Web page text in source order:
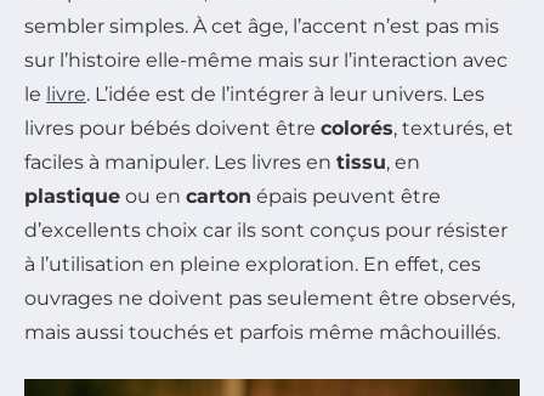
sembler simples. À cet âge, l’accent n’est pas mis
sur l’histoire elle-même mais sur l’interaction avec
le livre. L’idée est de l’intégrer à leur univers. Les
livres pour bébés doivent être colorés, texturés, et
faciles à manipuler. Les livres en tissu, en
plastique ou en carton épais peuvent être
d’excellents choix car ils sont conçus pour résister
à l’utilisation en pleine exploration. En effet, ces
ouvrages ne doivent pas seulement être observés,
mais aussi touchés et parfois même mâchouillés.